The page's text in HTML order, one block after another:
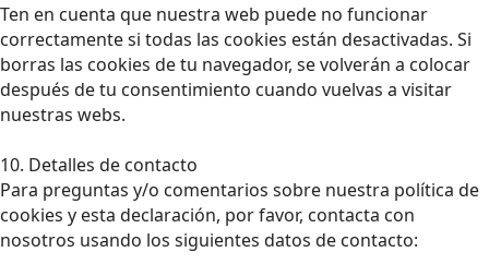
Ten en cuenta que nuestra web puede no funcionar
correctamente si todas las cookies están desactivadas. Si
borras las cookies de tu navegador, se volverán a colocar
después de tu consentimiento cuando vuelvas a visitar
nuestras webs.
10. Detalles de contacto
Para preguntas y/o comentarios sobre nuestra política de
cookies y esta declaración, por favor, contacta con
nosotros usando los siguientes datos de contacto: